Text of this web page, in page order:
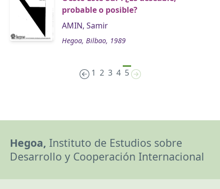
probable o posible?
AMIN, Samir
Hegoa, Bilbao, 1989
1 2 3 4 5
Hegoa, Instituto de Estudios sobre
Desarrollo y Cooperación Internacional